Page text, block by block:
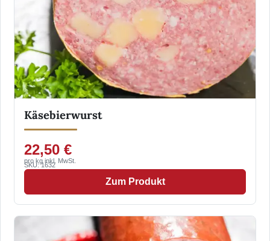
Käsebierwurst
22,50 €
pro kg inkl. MwSt.
SKU: 1632
Zum Produkt